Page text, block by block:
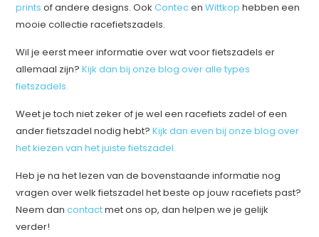
prints of andere designs. OokContecenWittkop hebben een
mooie collectie racefietszadels.
Wil je eerst meer informatie over wat voor fietszadels er
allemaal zijn? Kijk dan bij onze blog over alle types
fietszadels.
Weet je toch niet zeker of je wel een racefiets zadel of een
ander fietszadel nodig hebt?Kijk dan even bij onze blog over
het kiezen van het juiste fietszadel.
Heb je na het lezen van de bovenstaande informatie nog
vragen over welk fietszadel het beste op jouw racefiets past?
Neem dancontactmet ons op, dan helpen we je gelijk
verder!